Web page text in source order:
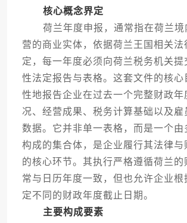
核心概念界定
荷兰年度申报，通常指在荷兰境
营的商业实体，依据荷兰王国相关法
定，每一年度必须向荷兰税务机关提
性法定报告与表格。这套文件的核心
性地报告企业在过去一个完整财政年
况、经营成果、税务计算基础以及雇
数据。它并非单一表格，而是一个由
构成的集合体，是企业履行其法律与
的核心环节。其执行严格遵循荷兰的
常与日历年度一致，但也允许企业根
定不同的财政年度截止日期。
主要构成要素